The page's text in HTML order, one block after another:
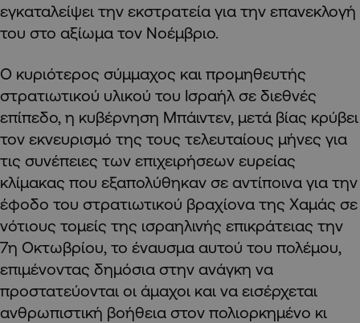
εγκαταλείψει την εκστρατεία για την επανεκλογή
του στο αξίωμα τον Νοέμβριο.
Ο κυριότερος σύμμαχος και προμηθευτής
στρατιωτικού υλικού του Ισραήλ σε διεθνές
επίπεδο, η κυβέρνηση Μπάιντεν, μετά βίας κρύβει
τον εκνευρισμό της τους τελευταίους μήνες για
τις συνέπειες των επιχειρήσεων ευρείας
κλίμακας που εξαπολύθηκαν σε αντίποινα για την
έφοδο του στρατιωτικού βραχίονα της Χαμάς σε
νότιους τομείς της ισραηλινής επικράτειας την
7η Οκτωβρίου, το έναυσμα αυτού του πολέμου,
επιμένοντας δημόσια στην ανάγκη να
προστατεύονται οι άμαχοι και να εισέρχεται
ανθρωπιστική βοήθεια στον πολιορκημένο κι